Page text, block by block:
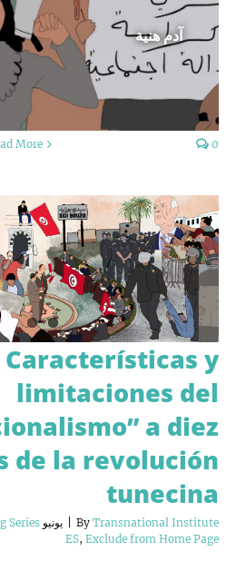
آدم هنية
More 0
Características y
limitaciones del
a diez
de la revolución
tunecina
By Transnational Institute يونيو 8th, 2022 Series
ES, Exclude from Home Page